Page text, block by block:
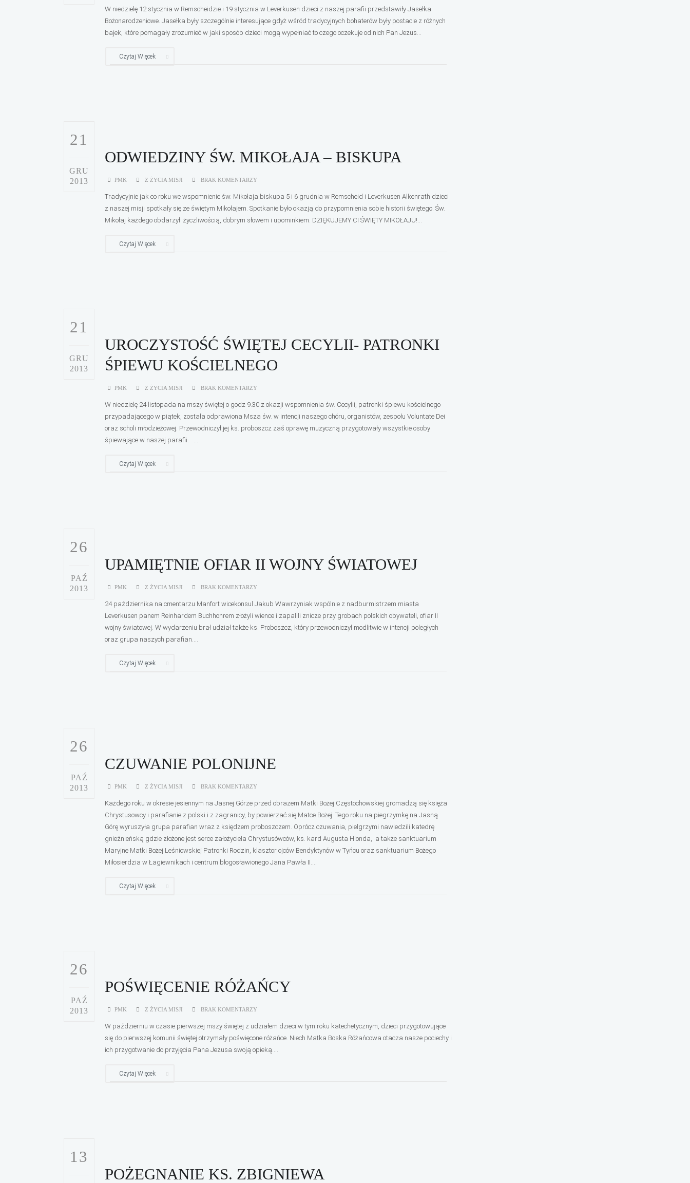
W niedzielę 12 stycznia w Remscheidzie i 19 stycznia w Leverkusen dzieci z naszej parafii przedstawiły Jasełka
Bożonarodzeniowe. Jasełka były szczególnie interesujące gdyż wśród tradycyjnych bohaterów były postacie z różnych
bajek, które pomagały zrozumieć w jaki sposób dzieci mogą wypełniać to czego oczekuje od nich Pan Jezus...
Czytaj Więcek
21
GRU
2013
ODWIEDZINY ŚW. MIKOŁAJA – BISKUPA
PMK Z ŻYCIA MISJI BRAK KOMENTARZY
Tradycyjnie jak co roku we wspomnienie św. Mikołaja biskupa 5 i 6 grudnia w Remscheid i Leverkusen Alkenrath dzieci
z naszej misji spotkały się ze świętym Mikołajem. Spotkanie było okazją do przypomnienia sobie historii świętego. Św.
Mikołaj każdego obdarzył życzliwością, dobrym słowem i upominkiem. DZIĘKUJEMY CI ŚWIĘTY MIKOŁAJU!...
Czytaj Więcek
21
GRU
2013
UROCZYSTOŚĆ ŚWIĘTEJ CECYLII- PATRONKI
ŚPIEWU KOŚCIELNEGO
PMK Z ŻYCIA MISJI BRAK KOMENTARZY
W niedzielę 24 listopada na mszy świętej o godz 9.30 z okazji wspomnienia św. Cecylii, patronki śpiewu kościelnego
przypadającego w piątek, została odprawiona Msza św. w intencji naszego chóru, organistów, zespołu Voluntate Dei
oraz scholi młodzieżowej. Przewodniczył jej ks. proboszcz zaś oprawę muzyczną przygotowały wszystkie osoby
śpiewające w naszej parafii. ...
Czytaj Więcek
26
PAŹ
2013
UPAMIĘTNIE OFIAR II WOJNY ŚWIATOWEJ
PMK Z ŻYCIA MISJI BRAK KOMENTARZY
24 października na cmentarzu Manfort wicekonsul Jakub Wawrzyniak wspólnie z nadburmistrzem miasta
Leverkusen panem Reinhardem Buchhonrem złożyli wience i zapalili znicze przy grobach polskich obywateli, ofiar II
wojny światowej. W wydarzeniu brał udział także ks. Proboszcz, który przewodniczył modlitwie w intencji poległych
oraz grupa naszych parafian....
Czytaj Więcek
26
PAŹ
2013
CZUWANIE POLONIJNE
PMK Z ŻYCIA MISJI BRAK KOMENTARZY
Każdego roku w okresie jesiennym na Jasnej Górze przed obrazem Matki Bożej Częstochowskiej gromadzą się księża
Chrystusowcy i parafianie z polski i z zagranicy, by powierzać się Matce Bożej. Tego roku na piegrzymkę na Jasną
Górę wyruszyła grupa parafian wraz z księdzem proboszczem. Oprócz czuwania, pielgrzymi nawiedzili katedrę
gnieźnieńską gdzie złożone jest serce założyciela Chrystusówców, ks. kard Augusta Hlonda, a także sanktuarium
Maryjne Matki Bożej Leśniowskiej Patronki Rodzin, klasztor ojców Bendyktynów w Tyńcu oraz sanktuarium Bożego
Miłosierdzia w Łagiewnikach i centrum błogosławionego Jana Pawła II....
Czytaj Więcek
26
PAŹ
2013
POŚWIĘCENIE RÓŻAŃCY
PMK Z ŻYCIA MISJI BRAK KOMENTARZY
W październiu w czasie pierwszej mszy świętej z udziałem dzieci w tym roku katechetycznym, dzieci przygotowujące
się do pierwszej komunii świętej otrzymały poświęcone różańce. Niech Matka Boska Różańcowa otacza nasze pociechy i
ich przygotwanie do przyjęcia Pana Jezusa swoją opieką....
Czytaj Więcek
13
POŻEGNANIE KS. ZBIGNIEWA